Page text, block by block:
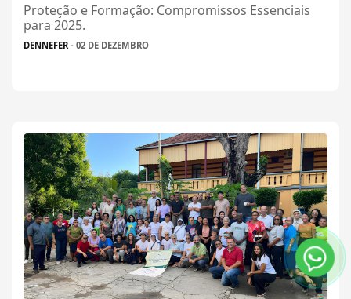
Proteção e Formação: Compromissos Essenciais
para 2025.
DENNEFER - 02 DE DEZEMBRO